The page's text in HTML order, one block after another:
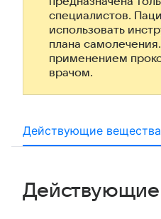
специалистов.
использовать
плана
применением
врачом.
Действующие вещества
Действующие